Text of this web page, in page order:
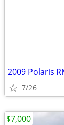
2009 Polaris
7/26
$7,000